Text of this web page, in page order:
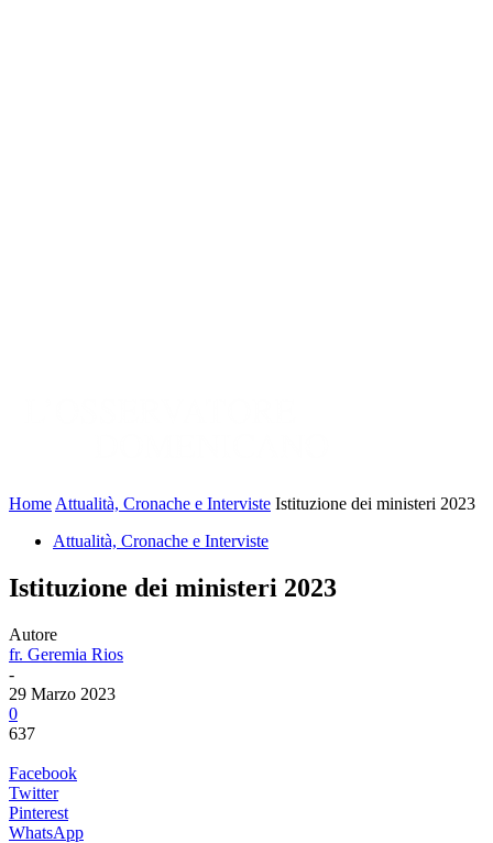
Home Attualità, Cronache e Interviste Istituzione dei ministeri 2023
Attualità, Cronache e Interviste
Istituzione dei ministeri 2023
Autore
fr. Geremia Rios
-
29 Marzo 2023
0
637
Facebook
Twitter
Pinterest
WhatsApp